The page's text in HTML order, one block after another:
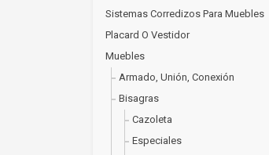
Sistemas Corredizos Para Muebles
Placard O Vestidor
Muebles
Armado, Unión, Conexión
Bisagras
Cazoleta
Especiales